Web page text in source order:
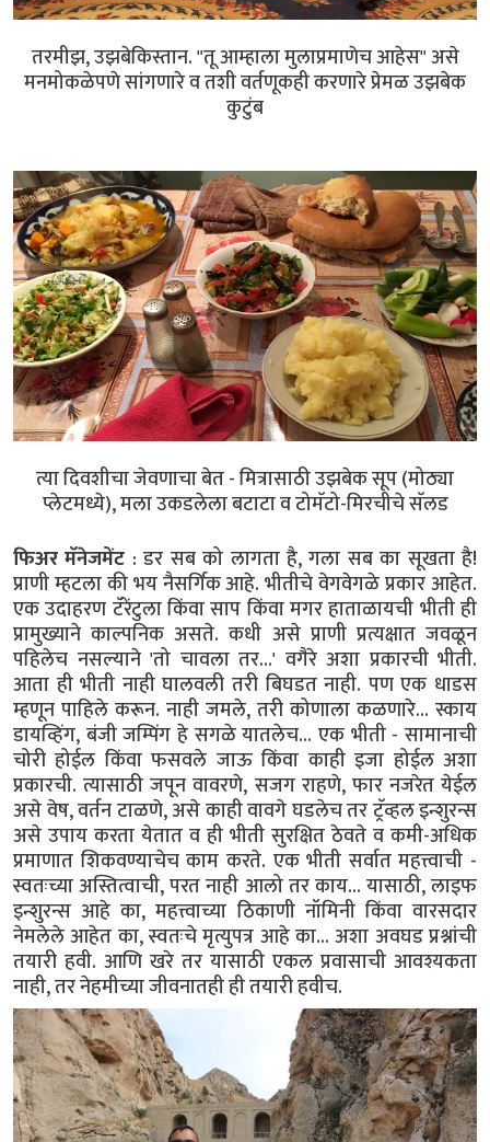
तरमीझ, उझबेकिस्तान. "तू आम्हाला मुलाप्रमाणेच आहेस" असे
मनमोकळेपणे सांगणारे व तशी वर्तणूकही करणारे प्रेमळ उझबेक
कुटुंब
त्या दिवशीचा जेवणाचा बेत - मित्रासाठी उझबेक सूप (मोठ्या
प्लेटमध्ये), मला उकडलेला बटाटा व टोमॅटो-मिरचीचे सॅलड
फिअर मॅनेजमेंट : डर सब को लागता है, गला सब का सूखता है!
प्राणी म्हटला की भय नैसर्गिक आहे. भीतीचे वेगवेगळे प्रकार आहेत.
एक उदाहरण टॅरेंटुला किंवा साप किंवा मगर हाताळायची भीती ही
प्रामुख्याने काल्पनिक असते. कधी असे प्राणी प्रत्यक्षात जवळून
पहिलेच नसल्याने 'तो चावला तर...' वगैरे अशा प्रकारची भीती.
आता ही भीती नाही घालवली तरी बिघडत नाही. पण एक धाडस
म्हणून पाहिले करून. नाही जमले, तरी कोणाला कळणारे... स्काय
डायव्हिंग, बंजी जम्पिंग हे सगळे यातलेच... एक भीती - सामानाची
चोरी होईल किंवा फसवले जाऊ किंवा काही इजा होईल अशा
प्रकारची. त्यासाठी जपून वावरणे, सजग राहणे, फार नजरेत येईल
असे वेष, वर्तन टाळणे, असे काही वावगे घडलेच तर ट्रॅव्हल इन्शुरन्स
असे उपाय करता येतात व ही भीती सुरक्षित ठेवते व कमी-अधिक
प्रमाणात शिकवण्याचेच काम करते. एक भीती सर्वात महत्त्वाची -
स्वतःच्या अस्तित्वाची, परत नाही आलो तर काय... यासाठी, लाइफ
इन्शुरन्स आहे का, महत्त्वाच्या ठिकाणी नॉमिनी किंवा वारसदार
नेमलेले आहेत का, स्वतःचे मृत्युपत्र आहे का... अशा अवघड प्रश्नांची
तयारी हवी. आणि खरे तर यासाठी एकल प्रवासाची आवश्यकता
नाही, तर नेहमीच्या जीवनातही ही तयारी हवीच.